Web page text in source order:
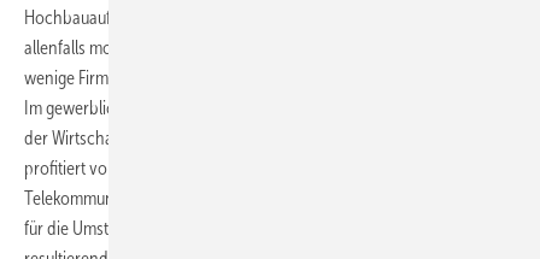
Hochbauaufträgen ist im Vorjahresvergleich merklich gesunken. Die
allenfalls moderaten Konjunkturaussichten dürften mittelfristig nur
wenige Firmen zu Ersatz- und Erweiterungsinvestitionen veranlassen.
Im gewerblichen Tiefbau ist der Rückgang der Bauleistungen infolge
der Wirtschaftskrise deutlich weniger stark ausgeprägt. Dieser Bereich
profitiert von den notwenigen Investitionen in die
Telekommunikations-, Energie- und Eisenbahnnetze. Insbesondere
für die Umstellung auf erneuerbare Energien und die daraus